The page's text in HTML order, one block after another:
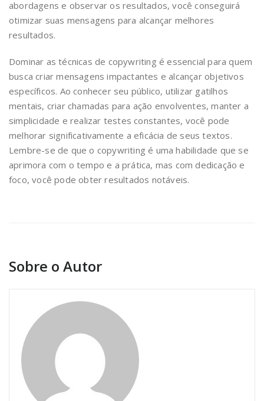
abordagens e observar os resultados, você conseguirá
otimizar suas mensagens para alcançar melhores
resultados.
Dominar as técnicas de copywriting é essencial para quem
busca criar mensagens impactantes e alcançar objetivos
específicos. Ao conhecer seu público, utilizar gatilhos
mentais, criar chamadas para ação envolventes, manter a
simplicidade e realizar testes constantes, você pode
melhorar significativamente a eficácia de seus textos.
Lembre-se de que o copywriting é uma habilidade que se
aprimora com o tempo e a prática, mas com dedicação e
foco, você pode obter resultados notáveis.
Sobre o Autor